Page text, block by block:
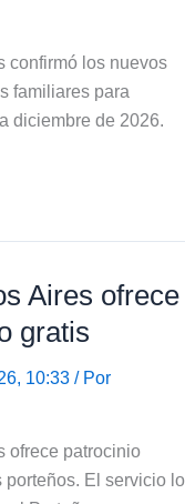
confirmó los nuevos
familiares para
diciembre de 2026.
Aires ofrece
gratis
10:33 / Por
ofrece patrocinio
El servicio lo